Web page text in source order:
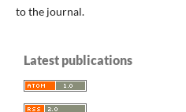
to the journal.
Latest publications